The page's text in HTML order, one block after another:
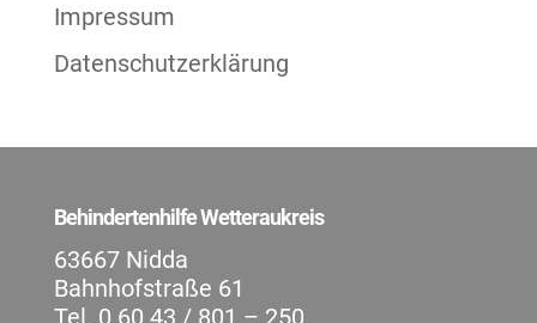
Impressum
Datenschutzerklärung
Behindertenhilfe Wetteraukreis
63667 Nidda
Bahnhofstraße 61
Tel. 0 60 43 / 801 – 250